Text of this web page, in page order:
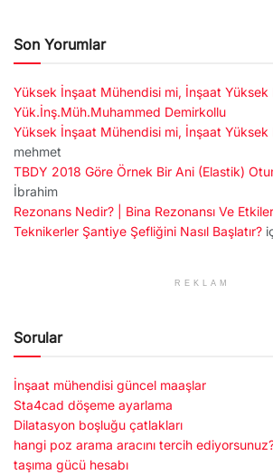
Son Yorumlar
Yüksek İnşaat Mühendisi mi, İnşaat Yüksek
Yük.İnş.Müh.Muhammed Demirkollu
Yüksek İnşaat Mühendisi mi, İnşaat Yüksek
mehmet
TBDY 2018 Göre Örnek Bir Ani (Elastik)
İbrahim
Rezonans Nedir? | Bina Rezonansı Ve
Teknikerler Şantiye Şefliğini Nasıl Başlatır?
REKLAM
Sorular
İnşaat mühendisi güncel maaşlar
Sta4cad döşeme ayarlama
Dilatasyon boşluğu çatlakları
hangi poz arama aracını tercih
taşıma gücü hesabı